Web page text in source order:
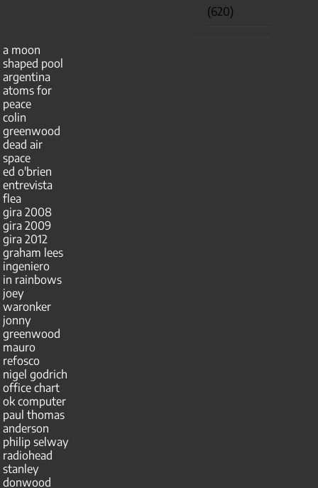
(620)
a moon
shaped pool
argentina
atoms for
peace
colin
greenwood
dead air
space
ed o'brien
entrevista
flea
gira 2008
gira 2009
gira 2012
graham lees
ingeniero
in rainbows
joey
waronker
jonny
greenwood
mauro
refosco
nigel godrich
office chart
ok computer
paul thomas
anderson
philip selway
radiohead
stanley
donwood